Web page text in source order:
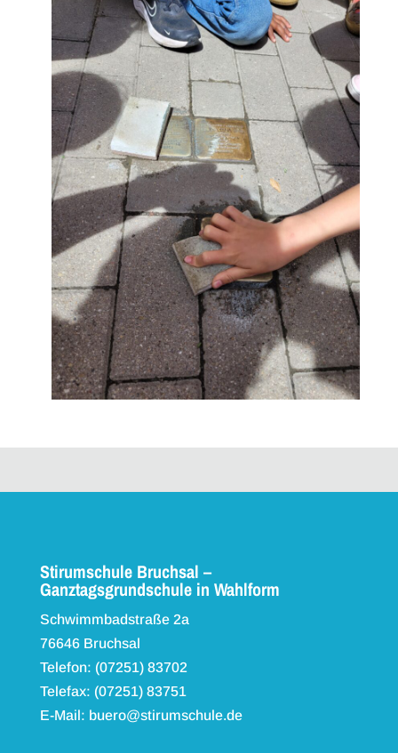
Stirumschule Bruchsal –
Ganztagsgrundschule in Wahlform
Schwimmbadstraße 2a
76646 Bruchsal
Telefon: (07251) 83702
Telefax: (07251) 83751
E-Mail: buero@stirumschule.de